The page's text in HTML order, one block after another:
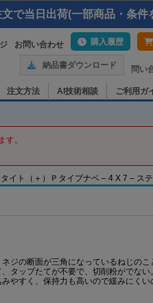
で当日出荷(一部商品・条件
お問い合わせ 購入履歴
納品書ダウンロード 問い
注文方法 AI技術相談 ご利用ガ
。
イト（＋）Ｐタイプナベ – 4 X 7 – ス
ジの断面が三角になっているねじのこ
タップたてが不要で、切削粉がでない。
やすく、保持力も高いので緩みにくい